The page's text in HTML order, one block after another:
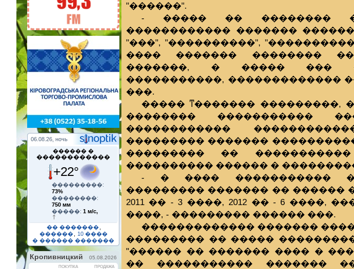
06.08.26, ночь
������ �
������������
+22°
���������:
73%
��������:
750 мм
�����: 1 м/с,
�� �������
������
10 ����
� ������ �������
"������".
- ����� �� ��������
������������ �������
"���", "����������",
���� ������� ��������
�������, � ����� ���
�����������, �������������
���.
����� ͳ������� ���������,
�������� �����������
������������
��������� �������
��������� ��
���������� ������ �
- � ���� �����������
��������� ������� �� ������
2011 �� - 3 ����, 2012 �� - 6 ����,
����, - ��������� ������ ���.
������������� �������
��������� �� �����
"������ �� ������� ���� �
�� ����������� �������